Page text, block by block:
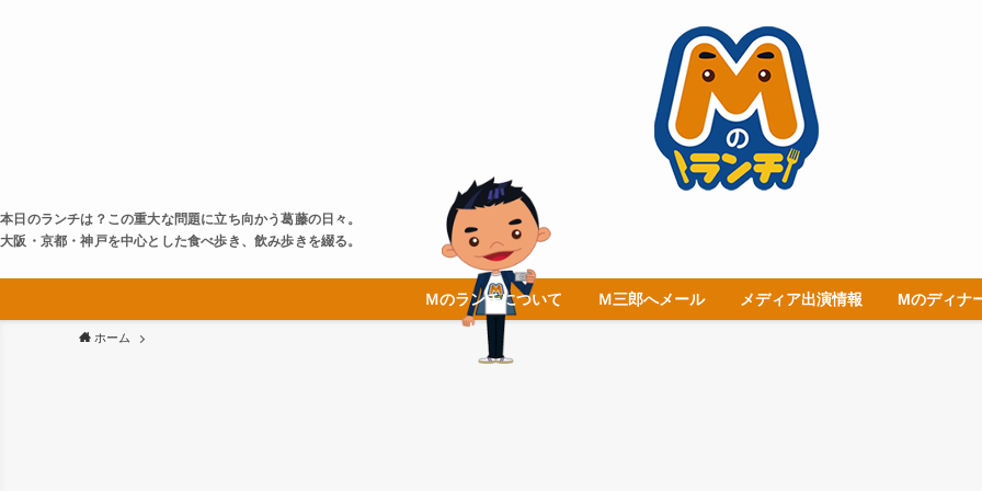
本日のランチは？この重大な問題に立ち向かう葛藤の日々。
大阪・京都・神戸を中心とした食べ歩き、飲み歩きを綴る。
Ｍのランチについて Ｍ三郎へメール メディア出演情報 Mのディナ
ホーム